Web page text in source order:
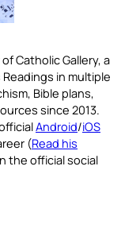
Catholic Gallery, a
in multiple
Bible plans,
since 2013.
Android/iOS
(Read his
the official social